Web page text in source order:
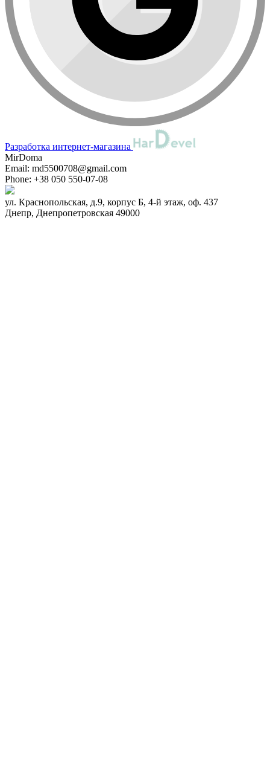
Разработка интернет-магазина
MirDoma
Email: md5500708@gmail.com
Phone: +38 050 550-07-08
ул. Краснопольская, д.9, корпус Б, 4-й этаж, оф. 437
Днепр, Днепропетровская 49000